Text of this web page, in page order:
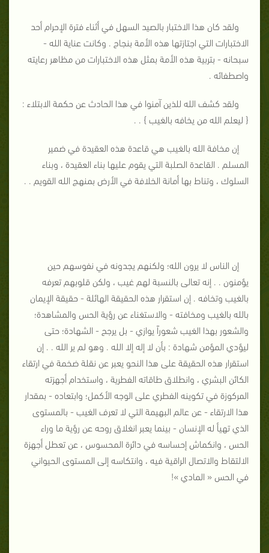
ولقد كان هذا الاختبار بالصيد السهل في أثناء فترة الإحرام أحد
الاختبارات التي اجتازتها هذه الأمة بنجاح . وكانت عناية الله -
سبحانه - بتربية هذه الأمة بمثل هذه الاختبارات من مظاهر رعايته
واصطفائه .
ولقد كشف الله للذين آمنوا في هذا الحادث عن حكمة الابتلاء :
{ ليعلم الله من يخافه بالغيب } . .
إن مخافة الله بالغيب هي قاعدة هذه العقيدة في ضمير
المسلم . القاعدة الصلبة التي يقوم عليها بناء العقيدة ، وبناء
السلوك ، وتناط بها أمانة الخلافة في الأرض بمنهج الله القويم . .
إن الناس لا يرون الله؛ ولكنهم يجدونه في نفوسهم حين
يؤمنون . . إنه تعالى بالنسبة لهم غيب ، ولكن قلوبهم تعرفه
بالغيب وتخافه . إن استقرار هذه الحقيقة الهائلة - حقيقة الإيمان
بالله بالغيب ومخافته - والاستغناء عن رؤية الحس والمشاهدة؛
والشعور بهذا الغيب شعوراً يوازي - بل يرجح - الشهادة؛ حتى
ليؤدي المؤمن شهادة : بأن لا إله إلا الله . وهو لم ير الله . . إن
استقرار هذه الحقيقة على هذا النحو يعبر عن نقلة ضخمة في ارتقاء
الكائن البشري ، وانطلاق طاقاته الفطرية ، واستخدام أجهزته
المركوزة في تكوينه الفطري على الوجه الأكمل؛ وابتعاده - بمقدار
هذا الارتقاء - عن عالم البهيمة التي لا تعرف الغيب - بالمستوى
الذي تهيأ له الإنسان - بينما يعبر انغلاق روحه عن رؤية ما وراء
الحس ، وانكماش إحساسه في دائرة المحسوس ، عن تعطل أجهزة
الالتقاط والاتصال الراقية فيه ، وانتكاسه إلى المستوى الحيواني
في الحس « المادي »!